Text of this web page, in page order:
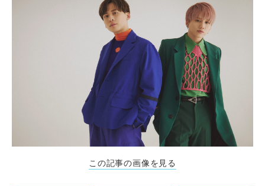
この記事の画像を見る